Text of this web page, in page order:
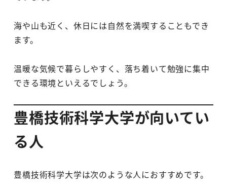
海や山も近く、休日には自然を満喫することもでき
ます。
温暖な気候で暮らしやすく、落ち着いて勉強に集中
できる環境といえるでしょう。
豊橋技術科学大学が向いてい
る人
豊橋技術科学大学は次のような人におすすめです。